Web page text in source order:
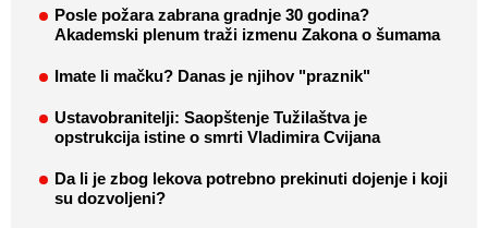
Posle požara zabrana gradnje 30 godina?
Akademski plenum traži izmenu Zakona o šumama
Imate li mačku? Danas je njihov "praznik"
Ustavobranitelji: Saopštenje Tužilaštva je
opstrukcija istine o smrti Vladimira Cvijana
Da li je zbog lekova potrebno prekinuti dojenje i koji
su dozvoljeni?